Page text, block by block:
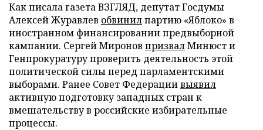
Как писала газета ВЗГЛЯД, депутат Госдумы
Алексей Журавлев обвинилпартию «Яблоко» в
иностранном финансировании предвыборной
кампании. Сергей Миронов призвалМинюст и
Генпрокуратуру проверить деятельность этой
политической силы перед парламентскими
выборами. Ранее Совет Федерациивыявил
активную подготовку западных стран к
вмешательству в российские избирательные
процессы.